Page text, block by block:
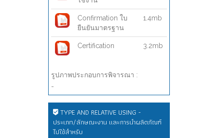
Confirmation ใบ
ยืนยันมาตรฐาน
1.4mb
Certification 3.2mb
รูปภาพประกอบการพิจารณา :
-
TYPE AND RELATIVE USING -
ประเภท/ลักษณะงาน และการนำผลิตภัณฑ์
ไปใช้สำหรับ